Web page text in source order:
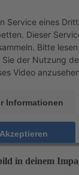
Service eines
Dieser
Bitte
der Nutzung
Video anzusehen.
Informationen
Akzeptieren
Consent
&eRecht24
in deinem